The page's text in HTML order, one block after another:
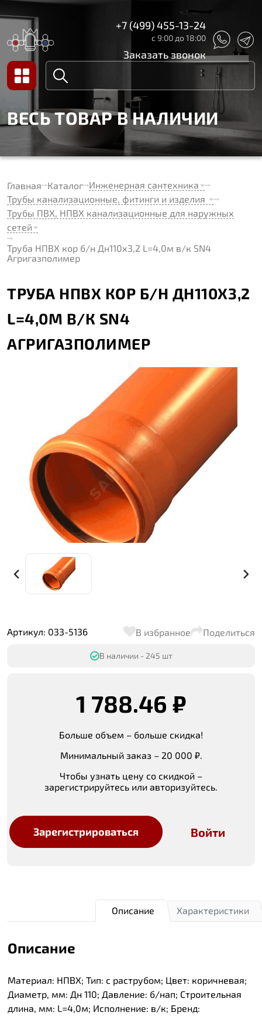
+7 (499) 455-13-24
с 9:00 до 18:00
Заказать звонок
ВЕСЬ ТОВАР В НАЛИЧИИ
Главная Каталог Инженерная сантехника
Трубы канализационные, фитинги и изделия
Трубы ПВХ, НПВХ канализационные для наружных
сетей
Труба НПВХ кор б/н Дн110х3,2 L=4,0м в/к SN4
Агригазполимер
ТРУБА НПВХ КОР Б/Н ДН110Х3,2
L=4,0М В/К SN4
АГРИГАЗПОЛИМЕР
Артикул: 033-5136 В избранное Поделиться
В наличии - 245 шт
1 788.46 ₽
Больше объем – больше скидка!
Минимальный заказ – 20 000 ₽.
Чтобы узнать цену со скидкой –
зарегистрируйтесь или авторизуйтесь.
Зарегистрироваться Войти
Характеристики
Описание
Описание
Материал: НПВХ; Тип: с раструбом; Цвет: коричневая;
Диаметр, мм: Дн 110; Давление: б/нап; Строительная
длина, мм: L=4,0м; Исполнение: в/к; Бренд: